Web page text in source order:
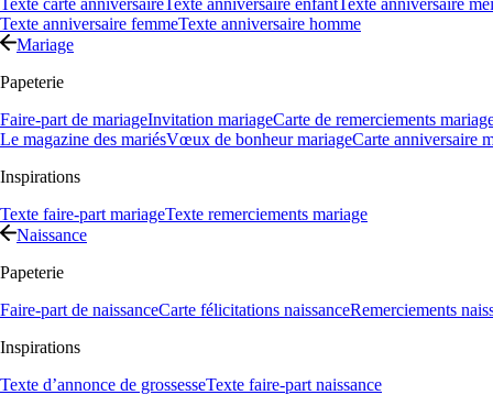
Texte carte anniversaireTexte anniversaire enfantTexte anniversaire
Texte anniversaire femmeTexte anniversaire homme
Mariage
Papeterie
Faire-part de mariageInvitation mariageCarte de remerciements
Le magazine des mariésVœux de bonheur mariageCarte anniversaire
Inspirations
Texte faire-part mariageTexte remerciements mariage
Naissance
Papeterie
Faire-part de naissanceCarte félicitations naissanceRemerciements
Inspirations
Texte d’annonce de grossesseTexte faire-part naissance